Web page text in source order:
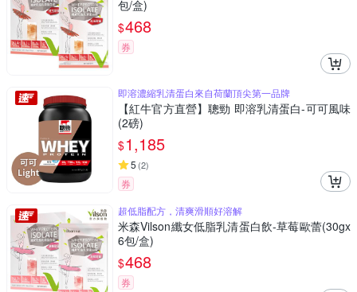
包/盒)
$468
券
即溶濃縮乳清蛋白來自荷蘭頂尖第一品牌
【紅牛官方直營】聰勁 即溶乳清蛋白-可可風味
(2磅)
$1,185
5 (2)
券
超低脂配方，清爽滑順好溶解
米森Vilson纖女低脂乳清蛋白飲-草莓歐蕾(30gx
6包/盒)
$468
券